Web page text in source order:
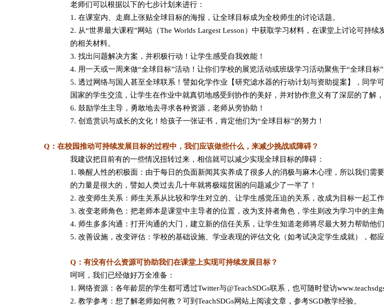
老师们可以根据以下的七步计划来进行：
1. 在课室内、走廊上张贴全球目标的海报，让全球目标成为全校师生的讨论话题。
2. 从“世界最大课程”网站（The Worlds Largest Lesson）中获取学习材料，在课堂上讨论可持
的相关材料。
3. 找出问题解决方案，并积极行动！让学生感受自我效能！
4. 用一天或一周来做“全球目标”活动！让你们学校的展览活动或班级学习活动聚焦于“全球目标
5. 透过网络与国人甚至全球联系！譬如化学作业【研究滤水器的行动计划与资助提案】，同学
国家的学生交流，让学生在作业中就真切地感受到协作的美好，并对协作意义有了深层的了解
6. 鼓励学生主导，勇敢地去寻求各种资源，老师从旁协助！
7. 创造赏识与成长的文化！给孩子一张证书，肯定他们为“全球目标”的努力！
Q：在校园推动可持续发展目标的过程中，我们应该做些什么，来减少挑战或障碍？
我建议把目前有的一些情况扭转过来，相信就可以减少实现全球目标的障碍：
1. 唤醒人性的积极面：由于每日的负面新闻其实养成了很多人的消极与麻木心理，所以我们需
的力量是很大的，譬如人类过去几十年就将极端贫困的问题减少了一半了！
2. 改变师生关系：师生关系从比较和学生对立的、让学生感觉压迫的关系，改成为目标一起工
3. 改变老师角色：把老师本是课堂中主导者的位置，改为支持者角色，学生则改为学习中的主角
4. 师生多多沟通：打开沟通的大门，建立新的信任关系，让学生知道老师将尽最大努力帮助他
5. 改善设施，改变评估：学校的基础设施、学业表现的评估文化（如考试决定学生成就），都应
Q：有没有什么资源可协助我们在课堂上实现可持续发展目标？
呵呵，我们已经做好万全准备：
1. 网络资源：各年龄层的学生都可透过Twitter与@TeachSDGs联系，也可随时登访
2. 教学参考：想了解老师如何教？可到TeachSDGs网站上阅读文章，参考SGD教学经验。